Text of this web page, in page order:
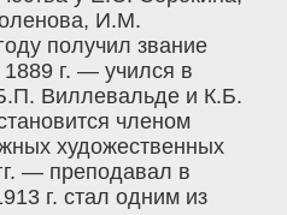
И.М.
получил звание
1889 г. — учился в
Виллевальде и К.Б.
членом
художественных
— преподавал в
г. стал одним из